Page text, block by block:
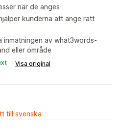
när de anges
kunderna att ange rätt
av what3words-
eller område
Visa original
till svenska